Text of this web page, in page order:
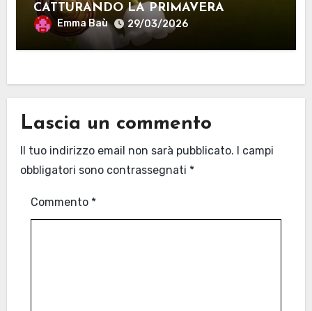
CATTURANDO LA PRIMAVERA
Emma Baù 29/03/2026
Lascia un commento
Il tuo indirizzo email non sarà pubblicato. I campi
obbligatori sono contrassegnati *
Commento *